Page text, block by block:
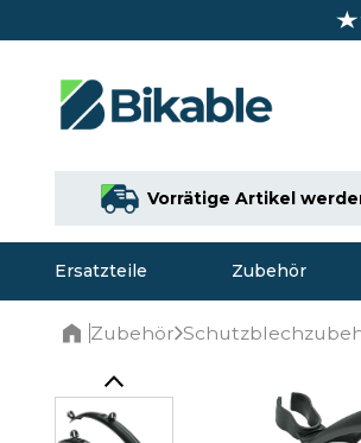
Vorrätige Artikel
Ersatzteile Zubehör
Zubehör